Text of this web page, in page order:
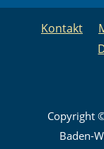
Kontakt
Copyright
Baden-